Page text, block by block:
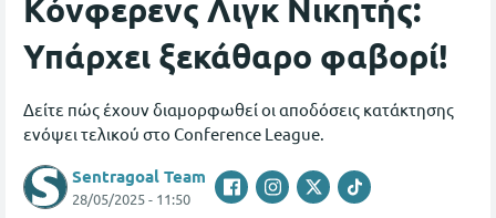
Κόνφερενς Λιγκ Νικητής:
Υπάρχει ξεκάθαρο φαβορί!
Δείτε πώς έχουν διαμορφωθεί οι αποδόσεις κατάκτησης
ενόψει τελικού στο Conference League.
Sentragoal Team
28/05/2025 - 11:50